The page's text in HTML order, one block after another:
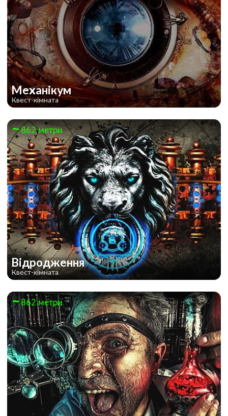
Механікум
Квест-кімната
862 метри
Відродження
Квест-кімната
862 метри